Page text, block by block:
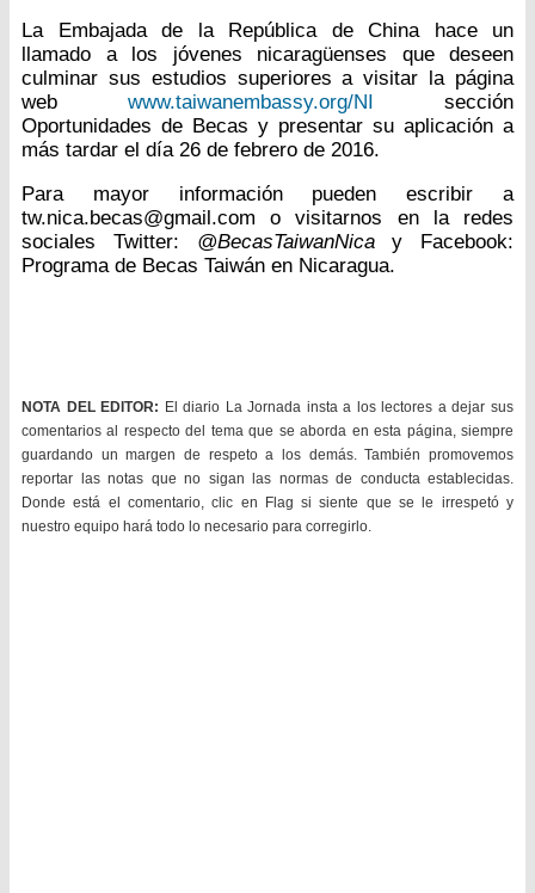
La Embajada de la República de China hace un
llamado a los jóvenes nicaragüenses que deseen
culminar sus estudios superiores a visitar la página
web www.taiwanembassy.org/NI sección
Oportunidades de Becas y presentar su aplicación a
más tardar el día 26 de febrero de 2016.
Para mayor información pueden escribir a
tw.nica.becas@gmail.com o visitarnos en la redes
sociales Twitter: @BecasTaiwanNicay Facebook:
Programa de Becas Taiwán en Nicaragua.
NOTA DEL EDITOR: El diario La Jornada insta a los lectores a dejar sus
comentarios al respecto del tema que se aborda en esta página, siempre
guardando un margen de respeto a los demás. También promovemos
reportar las notas que no sigan las normas de conducta establecidas.
Donde está el comentario, clic en Flag si siente que se le irrespetó y
nuestro equipo hará todo lo necesario para corregirlo.